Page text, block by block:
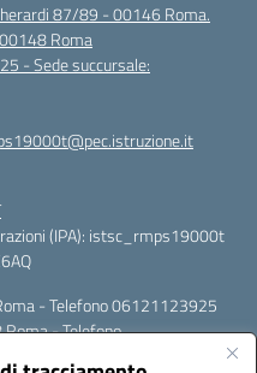
87/89 - 00146 Roma.
Roma
- Sede succursale:
(IPA): istsc_rmps19000t
- Telefono 06121123925
- Telefono